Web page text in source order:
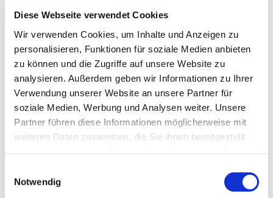
Diese Webseite verwendet Cookies
Wir verwenden Cookies, um Inhalte und Anzeigen zu
personalisieren, Funktionen für soziale Medien anbieten
zu können und die Zugriffe auf unsere Website zu
analysieren. Außerdem geben wir Informationen zu Ihrer
Verwendung unserer Website an unsere Partner für
soziale Medien, Werbung und Analysen weiter. Unsere
Partner führen diese Informationen möglicherweise mit
weiteren Daten zusammen, die Sie ihnen bereitgestellt
Notwendig
Freitag, 3. September 2027, 12:00
Uhr
Lange Straße 70, 32791 Lage